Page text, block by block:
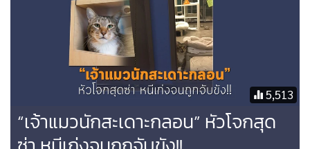
5,513
“เจ้าแมวนักสะเดาะกลอน” หัวโจกสุด